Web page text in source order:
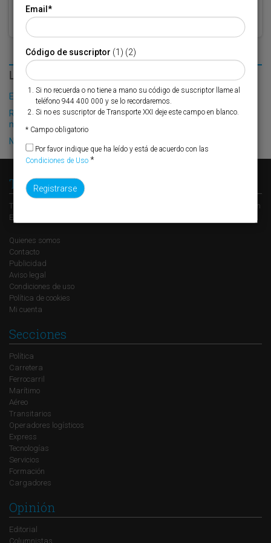
LO MÁS LEÍDO
El Puerto de Valencia crecerá en oferta ro-pax
Renfe ofrece la compra de slots por plataformas en su red
multicliente entre Valencia y Madrid-Abroñigal
Nuevo plazo para los accesos ferroviarios al puerto de Barcelona
Transporte XXI
Transporte XXI es el periódico de referencia del transporte y la logística en
España, perteneciente al Grupo XXI de Comunicación Empresarial.
Quienes somos
Contacto
Publicidad
Aviso legal
Condiciones de uso
Política de cookies
Mi cuenta
Secciones
Política
Carretera
Ferrocarril
Marítimo
Aéreo
Transitarios
Operadores logísticos
Express
Tecnologías
Servicios
Formación
Cargadores
Opinión
Editorial
Columnistas
Email*
Código de suscriptor (1) (2)
Si no recuerda o no tiene a mano su código de suscriptor llame al
teléfono 944 400 000 y se lo recordaremos.
Si no es suscriptor de Transporte XXI deje este campo en blanco.
* Campo obligatorio
Por favor indique que ha leído y está de acuerdo con las
Condiciones de Uso *